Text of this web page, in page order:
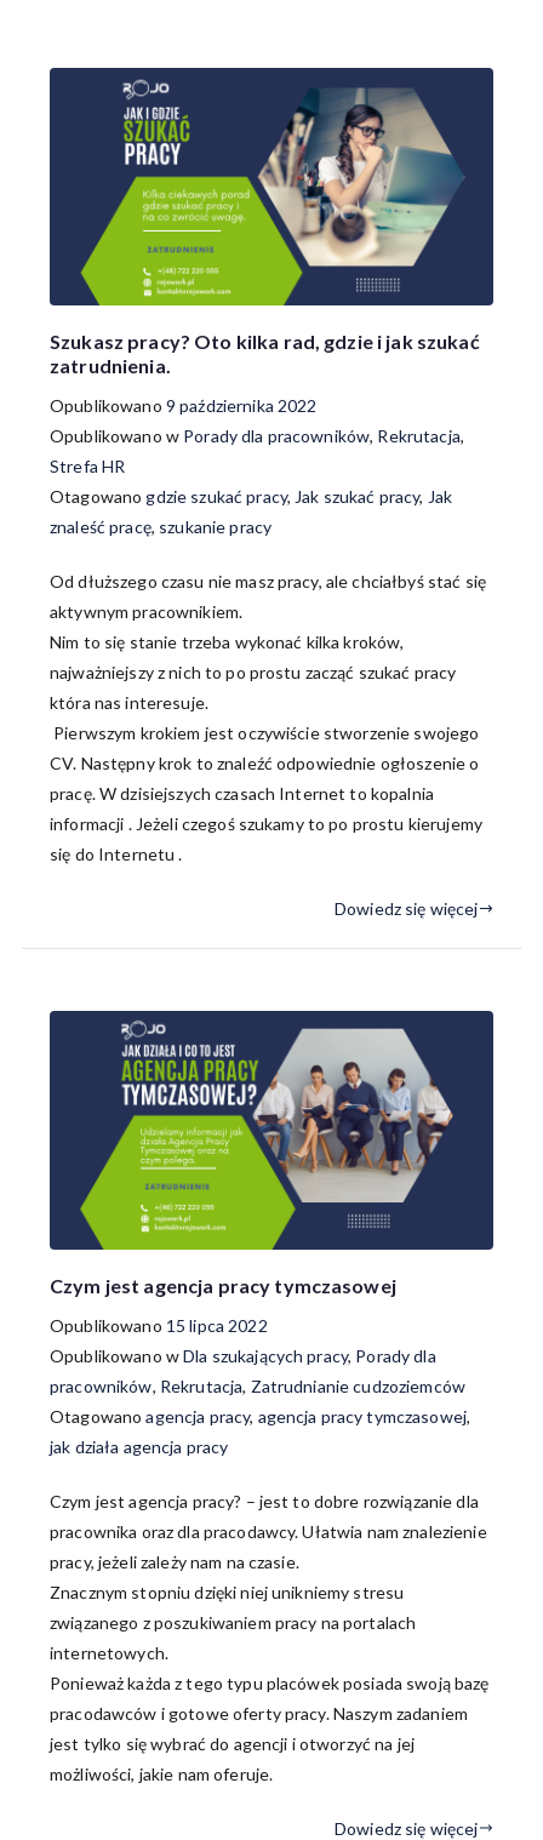
Szukasz pracy? Oto kilka rad, gdzie i jak szukać
zatrudnienia.
Opublikowano 9 października 2022
Opublikowano w Porady dla pracowników, Rekrutacja,
Strefa HR
Otagowanogdzie szukać pracy, Jak szukać pracy, Jak
znaleść pracę, szukanie pracy
Od dłuższego czasu nie masz pracy, ale chciałbyś stać się
aktywnym pracownikiem.
Nim to się stanie trzeba wykonać kilka kroków,
najważniejszy z nich to po prostu zacząć szukać pracy
która nas interesuje.
Pierwszym krokiem jest oczywiście stworzenie swojego
CV. Następny krok to znaleźć odpowiednie ogłoszenie o
pracę. W dzisiejszych czasach Internet to kopalnia
informacji . Jeżeli czegoś szukamy to po prostu kierujemy
się do Internetu .
Dowiedz się więcej
Czym jest agencja pracy tymczasowej
Opublikowano 15 lipca 2022
Opublikowano wDla szukających pracy, Porady dla
pracowników, Rekrutacja, Zatrudnianie cudzoziemców
Otagowanoagencja pracy, agencja pracy tymczasowej,
jak działa agencja pracy
Czym jest agencja pracy? – jest to dobre rozwiązanie dla
pracownika oraz dla pracodawcy. Ułatwia nam znalezienie
pracy, jeżeli zależy nam na czasie.
Znacznym stopniu dzięki niej unikniemy stresu
związanego z poszukiwaniem pracy na portalach
internetowych.
Ponieważ każda z tego typu placówek posiada swoją bazę
pracodawców i gotowe oferty pracy. Naszym zadaniem
jest tylko się wybrać do agencji i otworzyć na jej
możliwości, jakie nam oferuje.
Dowiedz się więcej